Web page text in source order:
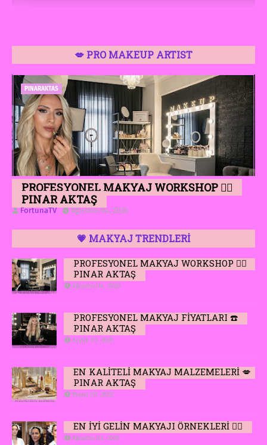
💋 PRO MAKEUP ARTIST
PINARAKTAS
PROFESYONEL MAKYAJ WORKSHOP 👆🏻
PINAR AKTAŞ
FortunaTV Ağustos 04, 2026
💗 MAKYAJ TRENDLERİ
PROFESYONEL MAKYAJ WORKSHOP 👆🏻
PINAR AKTAŞ
Ağustos 04, 2026
PROFESYONEL MAKYAJ FİYATLARI ☎️
PINAR AKTAŞ
Aralık 01, 2025
EN KALİTELİ MAKYAJ MALZEMELERİ 💋
PINAR AKTAŞ
Mayıs 01, 2026
EN İYİ GELİN MAKYAJI ÖRNEKLERİ 👆🏻
Ağustos 03, 2026